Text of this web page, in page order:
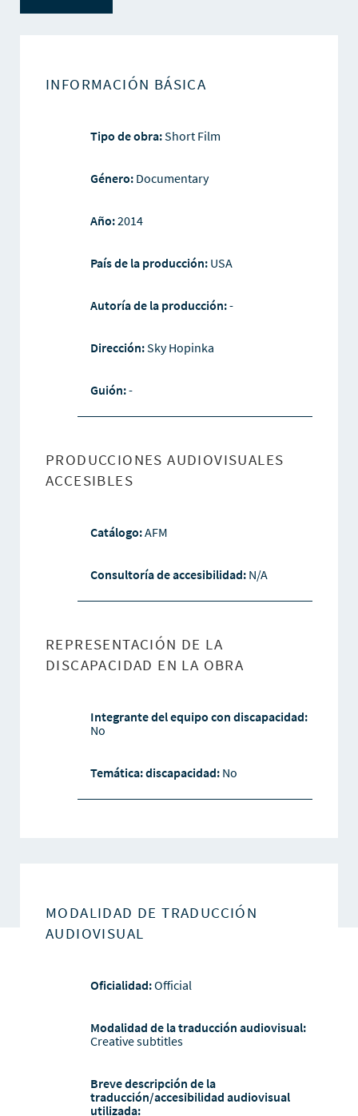
INFORMACIÓN BÁSICA
Tipo de obra:Short Film
Género:Documentary
Año:2014
País de la producción: USA
Autoría de la producción:-
Dirección:Sky Hopinka
Guión:-
PRODUCCIONES AUDIOVISUALES
ACCESIBLES
Catálogo:AFM
Consultoría de accesibilidad: N/A
REPRESENTACIÓN DE LA
DISCAPACIDAD EN LA OBRA
Integrante del equipo con discapacidad:
No
Temática: discapacidad: No
MODALIDAD DE TRADUCCIÓN
AUDIOVISUAL
Oficialidad:Official
Modalidad de la traducción audiovisual:
Creative subtitles
Breve descripción de la
traducción/accesibilidad audiovisual
utilizada: